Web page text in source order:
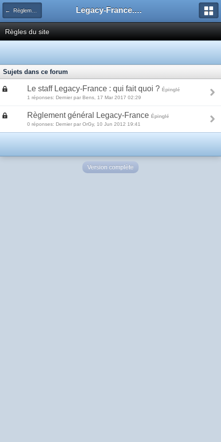
← Règlement général de Legacy-France Legacy-France.org - Forum
Règles du site
Sujets dans ce forum
Le staff Legacy-France : qui fait quoi ? Épinglé
1 réponses: Dernier par Bens, 17 Mar 2017 02:29
Règlement général Legacy-France Épinglé
0 réponses: Dernier par OrGy, 10 Jun 2012 19:41
Version complète